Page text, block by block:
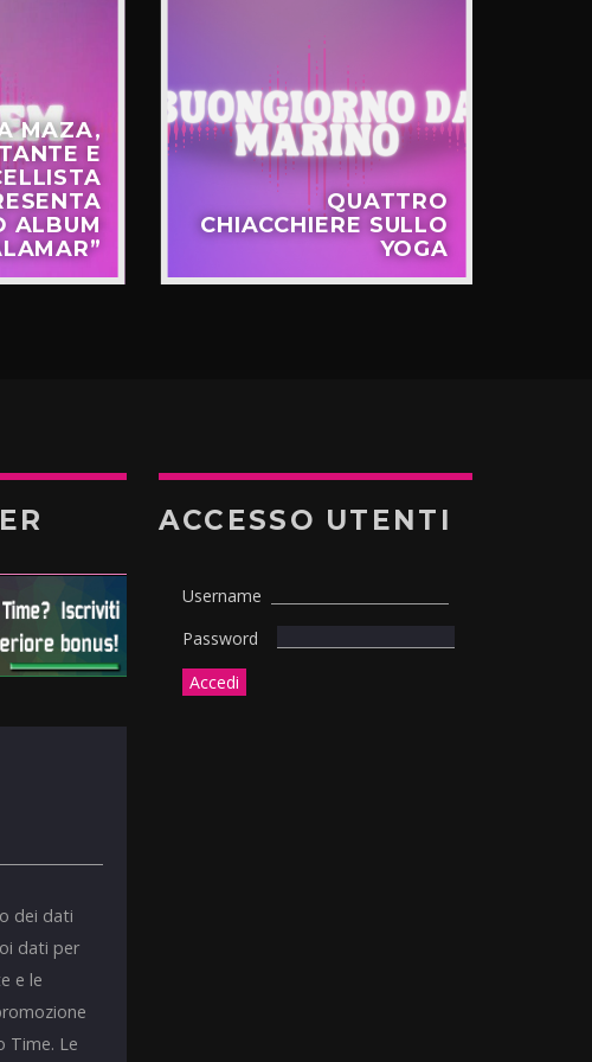
MAZA,
E
ALBUM
QUATTRO
CHIACCHIERE SULLO
YOGA
dei dati
dati per
e le
Time. Le
ACCESSO UTENTI
Username
Password